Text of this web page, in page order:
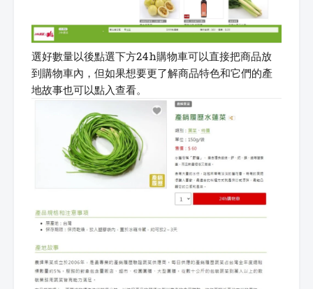
選好數量以後點選下方24h購物車可以直接把商品放
到購物車內，但如果想要更了解商品特色和它們的產
地故事也可以點入查看。